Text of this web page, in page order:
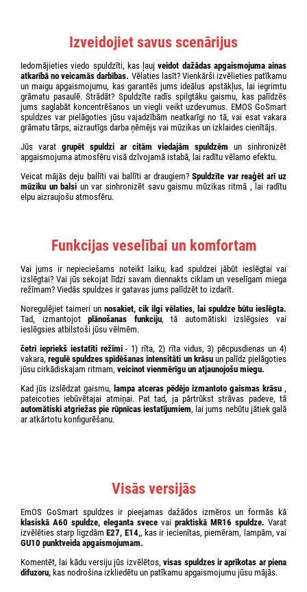
Izveidojiet savus scenārijus
Iedomājieties viedo spuldzīti, kas ļaujveidot dažādas apgaismojuma ainas
atkarībā no veicamās darbības. Vēlaties lasīt? Vienkārši izvēlieties patīkamu
un maigu apgaismojumu, kas garantēs jums ideālus apstākļus, lai iegrimtu
grāmatu pasaulē. Strādāt? Spuldzīte radīs spilgtāku gaismu, kas palīdzēs
jums saglabāt koncentrēšanos un viegli veikt uzdevumus. EMOS GoSmart
spuldzes var pielāgoties jūsu vajadzībām neatkarīgi no tā, vai esat vakara
grāmatu tārps, aizrautīgs darba ņēmējs vai mūzikas un izklaides cienītājs.
Jūs varat grupēt spuldzi ar citām viedajām spuldzēm un sinhronizēt
apgaismojuma atmosfēru visā dzīvojamā istabā, lai radītu vēlamo efektu.
Veicat mājās deju ballīti vai ballīti ar draugiem?Spuldzīte var reaģēt arī uz
mūziku un balsi un var sinhronizēt savu gaismu mūzikas ritmā , lai radītu
elpu aizraujošu atmosfēru.
Funkcijas veselībai un komfortam
Vai jums ir nepieciešams noteikt laiku, kad spuldzei jābūt ieslēgtai vai
izslēgtai? Vai jūs sekojat līdzi savam diennakts ciklam un veselīgam miega
režīmam? Viedās spuldzes ir gatavas jums palīdzēt to izdarīt.
Noregulējiet taimeri un nosakiet, cik ilgi vēlaties, lai spuldze būtu ieslēgta.
Tad, izmantojotplānošanas funkciju, tā automātiski izslēgsies vai
ieslēgsies atbilstoši jūsu vēlmēm.
četri iepriekš iestatīti režīmi- 1) rīta, 2) rīta vidus, 3) pēcpusdienas un 4)
vakara,regulē spuldzes spīdēšanas intensitāti un krāsuun palīdz pielāgoties
jūsu cirkādiskajam ritmam, veicinot vienmērīgu un atjaunojošu miegu.
Kad jūs izslēdzat gaismu, lampa atceras pēdējo izmantoto gaismas krāsu ,
pateicoties iebūvētajai atmiņai. Pat tad, ja pārtrūkst strāvas padeve, tā
automātiski atgriežas pie rūpnīcas iestatījumiem, lai jums nebūtu jātiek galā
ar atkārtotu konfigurēšanu.
Visās versijās
EmOS GoSmart spuldzes ir pieejamas dažādos izmēros un formās kā
klasiskā A60 spuldze, eleganta svece vai praktiskā MR16 spuldze. Varat
izvēlēties starp ligzdāmE27, E14,, kas ir iecienītas, piemēram, lampām, vai
GU10 punktveida apgaismojumam.
Komentēt, lai kādu versiju jūs izvēlētos,visas spuldzes ir aprīkotas ar piena
difuzoru, kas nodrošina izkliedētu un patīkamu apgaismojumu jūsu mājās.